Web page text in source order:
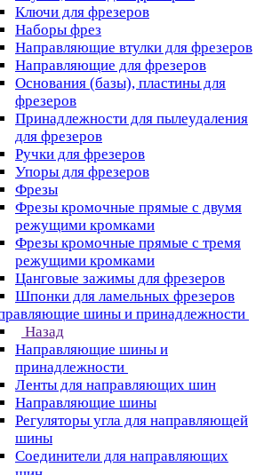
Ключи для фрезеров
Наборы фрез
Направляющие втулки для фрезеров
Направляющие для фрезеров
Основания (базы), пластины для
фрезеров
Принадлежности для пылеудаления
для фрезеров
Ручки для фрезеров
Упоры для фрезеров
Фрезы
Фрезы кромочные прямые с двумя
режущими кромками
Фрезы кромочные прямые с тремя
режущими кромками
Цанговые зажимы для фрезеров
Шпонки для ламельных фрезеров
шины и принадлежности
Назад
Направляющие шины и
принадлежности
Ленты для направляющих шин
Направляющие шины
Регуляторы угла для направляющей
шины
Соединители для направляющих